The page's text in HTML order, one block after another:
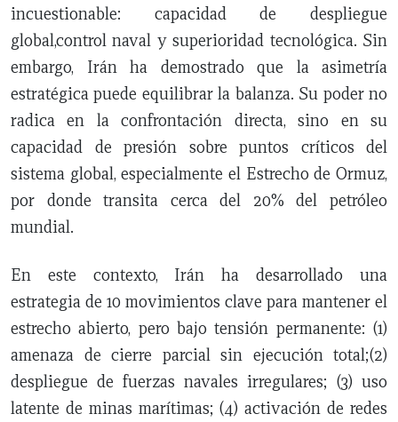
incuestionable: capacidad de despliegue
global,control naval y superioridad tecnológica. Sin
embargo, Irán ha demostrado que la asimetría
estratégica puede equilibrar la balanza. Su poder no
radica en la confrontación directa, sino en su
capacidad de presión sobre puntos críticos del
sistema global, especialmente el Estrecho de Ormuz,
por donde transita cerca del 20% del petróleo
mundial.
En este contexto, Irán ha desarrollado una
estrategia de 10 movimientos clave para mantener el
estrecho abierto, pero bajo tensión permanente: (1)
amenaza de cierre parcial sin ejecución total;(2)
despliegue de fuerzas navales irregulares; (3) uso
latente de minas marítimas; (4) activación de redes